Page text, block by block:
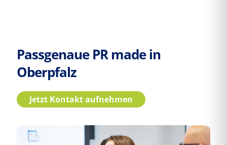
Passgenaue PR made in
Oberpfalz
Jetzt Kontakt aufnehmen